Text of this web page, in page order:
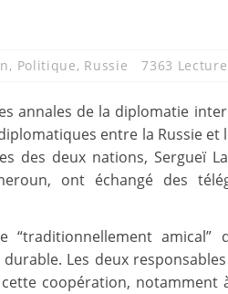
, Politique, Russie 7363
annales de la diplomatie
entre la Russie et
des deux nations, Sergueï
ont échangé des
amical”
Les deux
coopération, notamment